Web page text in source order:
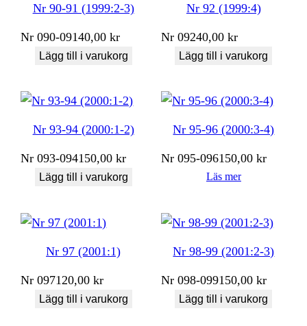
Nr 90-91 (1999:2-3)
Nr 090-09140,00kr
Lägg till i varukorg
Nr 92 (1999:4)
Nr 09240,00kr
Lägg till i varukorg
Nr 93-94 (2000:1-2)
Nr 093-094150,00kr
Lägg till i varukorg
Nr 95-96 (2000:3-4)
Nr 095-096150,00kr
Läs mer
Nr 97 (2001:1)
Nr 097120,00kr
Lägg till i varukorg
Nr 98-99 (2001:2-3)
Nr 098-099150,00kr
Lägg till i varukorg